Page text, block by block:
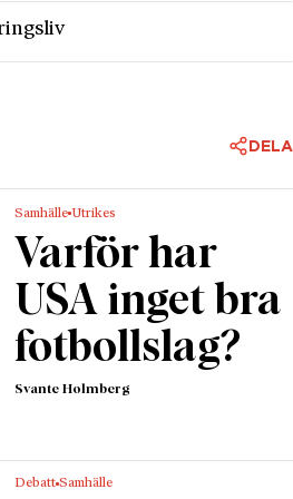
DELA
Samhälle Utrikes
Varför har
USA inget bra
fotbollslag?
Svante Holmberg
Debatt Samhälle